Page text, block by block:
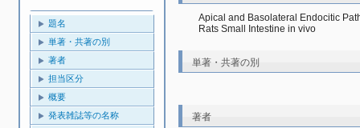
題名
単著・共著の別
著者
担当区分
概要
発表雑誌等の名称
Apical and Basolateral Endocitic
Rats Small Intestine in vivo
単著・共著の別
著者